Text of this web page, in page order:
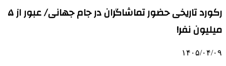
رکورد تاریخی حضور تماشاگران در جام جهانی/ عبور از ۵
میلیون نفر!
۱۴۰۵/۰۴/۰۹